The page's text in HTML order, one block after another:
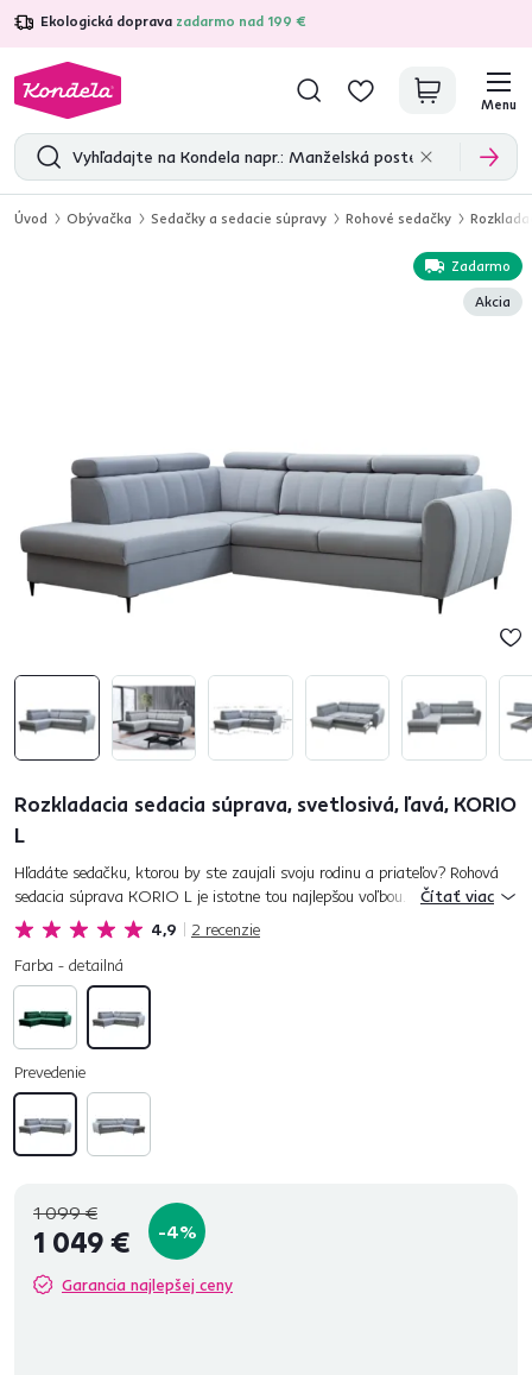
Ekologická doprava zadarmo nad 199 €
4,7 31 211overených produktových recenzií
Menu
Úvod Obývačka Sedačky a sedacie súpravy Rohové sedačky
Zadarmo
Akcia
Rozkladacia sedacia súprava, svetlosivá, ľavá, KORIO
L
4,9 2 recenzie
Hľadáte sedačku, ktorou by ste zaujali svoju rodinu a priateľov? Rohová
sedacia súprava KORIO L je istotne tou najlepšou voľbou. Na čalúnenie
bola použitá látka Paros vo farebnom prevedení svetlos...
Čítať viac
Farba - detailná
Prevedenie
1 099 €
1 049 € -4%
Garancia najlepšej ceny